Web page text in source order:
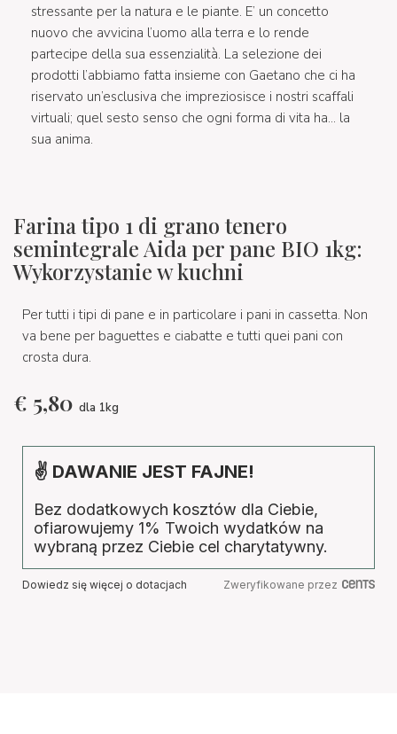
stressante per la natura e le piante. E’ un concetto
nuovo che avvicina l’uomo alla terra e lo rende
partecipe della sua essenzialità. La selezione dei
prodotti l’abbiamo fatta insieme con Gaetano che ci ha
riservato un’esclusiva che impreziosisce i nostri scaffali
virtuali; quel sesto senso che ogni forma di vita ha… la
sua anima.
Farina tipo 1 di grano tenero
semintegrale Aida per pane BIO 1kg:
Wykorzystanie w kuchni
Per tutti i tipi di pane e in particolare i pani in cassetta. Non
va bene per baguettes e ciabatte e tutti quei pani con
crosta dura.
€ 5,80 dla 1kg
✌ DAWANIE JEST FAJNE!
Bez dodatkowych kosztów dla Ciebie,
ofiarowujemy 1% Twoich wydatków na
wybraną przez Ciebie cel charytatywny.
Dowiedz się więcej o dotacjach Zweryfikowane przez